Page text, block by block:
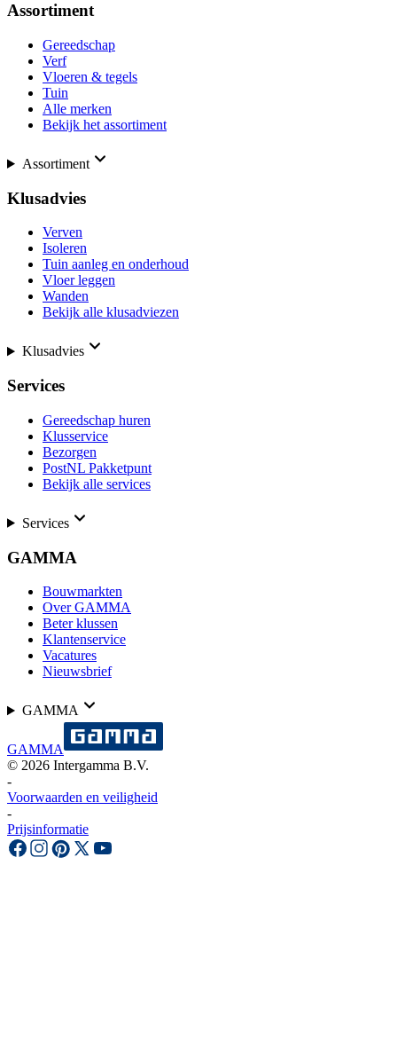
Assortiment
Gereedschap
Verf
Vloeren & tegels
Tuin
Alle merken
Bekijk het assortiment
Assortiment
Klusadvies
Verven
Isoleren
Tuin aanleg en onderhoud
Vloer leggen
Wanden
Bekijk alle klusadviezen
Klusadvies
Services
Gereedschap huren
Klusservice
Bezorgen
PostNL Pakketpunt
Bekijk alle services
Services
GAMMA
Bouwmarkten
Over GAMMA
Beter klussen
Klantenservice
Vacatures
Nieuwsbrief
GAMMA
GAMMA
© 2026 Intergamma B.V.
-
Voorwaarden en veiligheid
-
Prijsinformatie